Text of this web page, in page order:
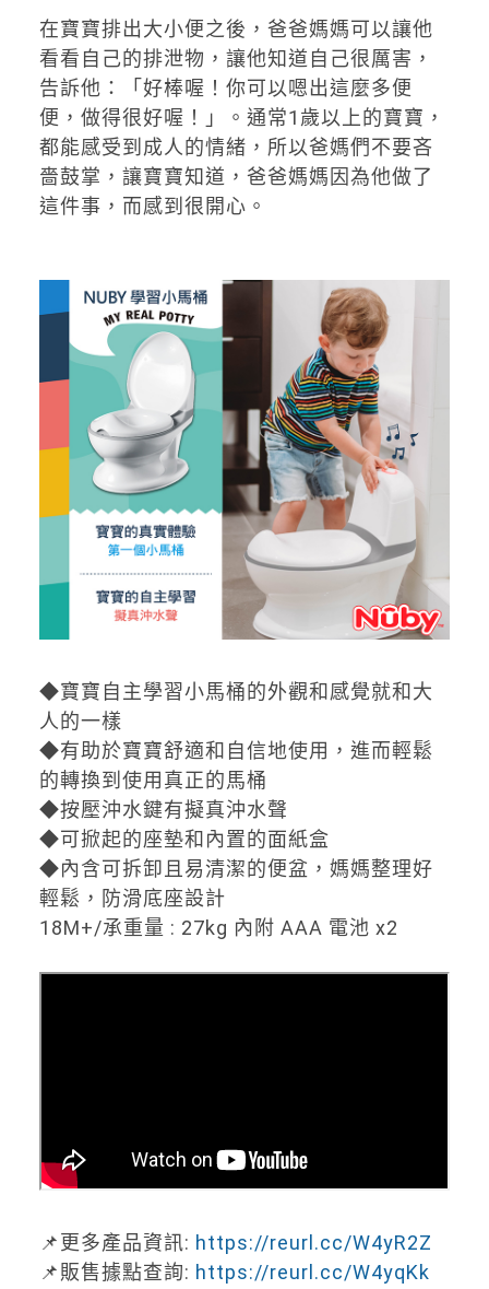
在寶寶排出大小便之後，爸爸媽媽可以讓他
看看自己的排泄物，讓他知道自己很厲害，
告訴他：「好棒喔！你可以嗯出這麼多便
便，做得很好喔！」。通常1歲以上的寶寶，
都能感受到成人的情緒，所以爸媽們不要吝
嗇鼓掌，讓寶寶知道，爸爸媽媽因為他做了
這件事，而感到很開心。
◆寶寶自主學習小馬桶的外觀和感覺就和大
人的一樣
◆有助於寶寶舒適和自信地使用，進而輕鬆
的轉換到使用真正的馬桶
◆按壓沖水鍵有擬真沖水聲
◆可掀起的座墊和內置的面紙盒
◆內含可拆卸且易清潔的便盆，媽媽整理好
輕鬆，防滑底座設計
18M+/承重量 : 27kg 內附 AAA 電池 x2
📌更多產品資訊: https://reurl.cc/W4yR2Z
📌販售據點查詢: https://reurl.cc/W4yqKk